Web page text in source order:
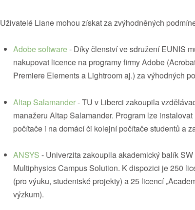
Uživatelé Liane mohou získat za zvýhodněných
Adobe software- Díky členství ve sdružení EUNIS
nakupovat licence na programy firmy Adobe
Premiere Elements a Lightroom aj.) za výhodných
Altap Salamander- TU v Liberci zakoupila
manažeru Altap Salamander. Program lze
počítače i na domácí či kolejní počítače studentů a
ANSYS - Univerzita zakoupila akademický balík
Multiphysics Campus Solution. K dispozici je 250
(pro výuku, studentské projekty) a 25 licencí
výzkum).